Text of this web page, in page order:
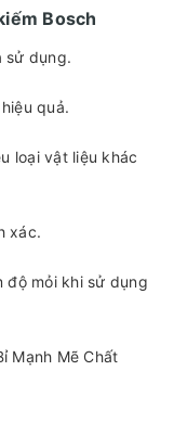
Bosch
sử dụng.
quả.
loại vật liệu khác
xác.
độ mỏi khi sử dụng